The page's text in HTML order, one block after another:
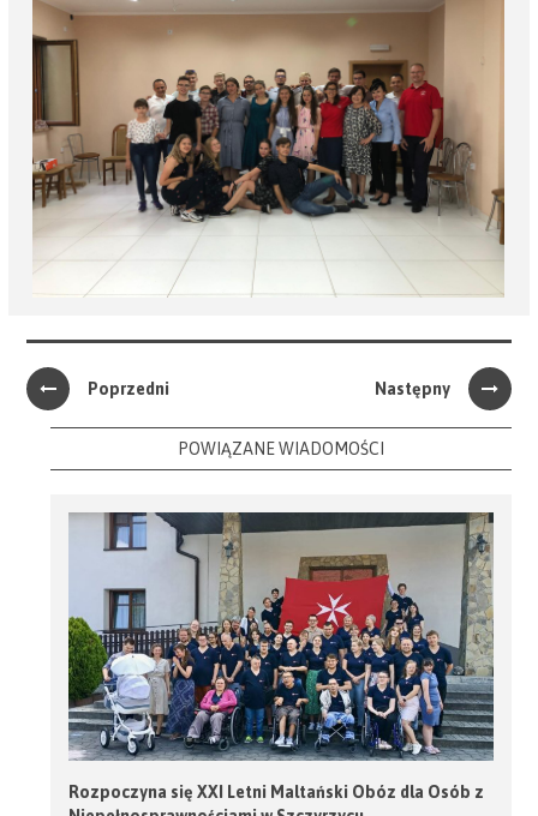
Poprzedni Następny
POWIĄZANE WIADOMOŚCI
Rozpoczyna się XXI Letni Maltański Obóz dla Osób z